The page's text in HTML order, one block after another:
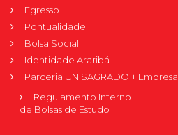
Egresso
Pontualidade
Bolsa Social
Identidade Araribá
Parceria UNISAGRADO + Empresa
Regulamento Interno
de Bolsas de Estudo